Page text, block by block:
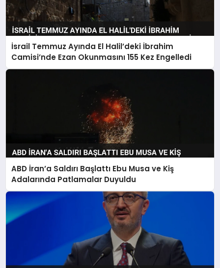
İsrail Temmuz Ayında El Halil’deki İbrahim
Camisi’nde Ezan Okunmasını 155 Kez Engelledi
ABD İran’a Saldırı Başlattı Ebu Musa ve Kiş
Adalarında Patlamalar Duyuldu